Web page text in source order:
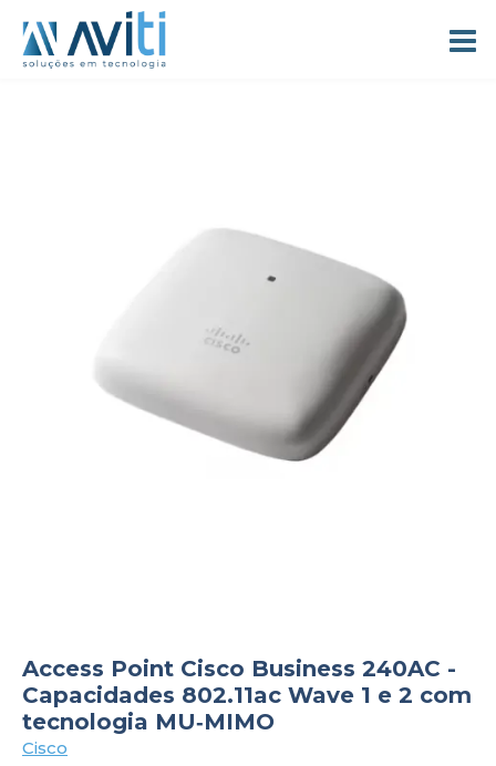
Access Point Cisco Business 240AC -
Capacidades 802.11ac Wave 1 e 2 com
tecnologia MU‑MIMO
Cisco